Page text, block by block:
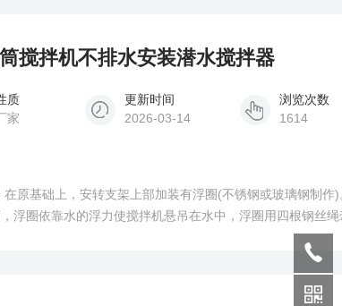
搅拌机不排水安装潜水搅拌器
质
家
更新时间
2026-03-14
浏览次数
1614
原基础上，安转支架上部加装有浮圈(不锈钢或玻璃钢制作
浮圈依靠水的浮力使搅拌机悬吊在水中，浮圈用四根钢丝
四个锚点固定。安装时将搅拌机和浮圈整体放入水中，并
四个不同方位固定在池边，水面较大的池塘可设四个锚点